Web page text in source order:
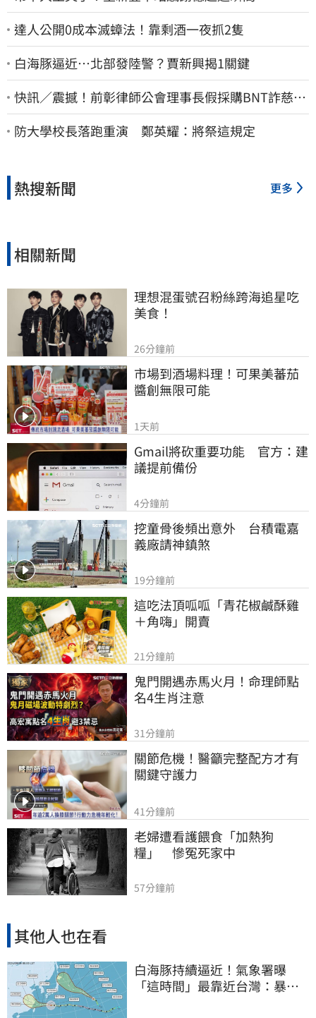
達人公開0成本滅蟑法！靠剩酒一夜抓2隻
白海豚逼近…北部發陸警？賈新興揭1關鍵
快訊／震撼！前彰律師公會理事長假採購BNT詐慈濟
10億、洗錢囤232kg黃金
防大學校長落跑重演 鄭英耀：將祭這規定
熱搜新聞 更多
相關新聞
理想混蛋號召粉絲跨海追星吃
美食！
26分鐘前
市場到酒場料理！可果美蕃茄
醬創無限可能
1天前
Gmail將砍重要功能　官方：建
議提前備份
4分鐘前
挖童骨後頻出意外　台積電嘉
義廠請神鎮煞
19分鐘前
這吃法頂呱呱「青花椒鹹酥雞
＋角嗨」開賣
21分鐘前
鬼門開遇赤馬火月！命理師點
名4生肖注意
31分鐘前
關節危機！醫籲完整配方才有
關鍵守護力
41分鐘前
老婦遭看護餵食「加熱狗
糧」　慘冤死家中
57分鐘前
其他人也在看
白海豚持續逼近！氣象署曝
「這時間」最靠近台灣：暴風